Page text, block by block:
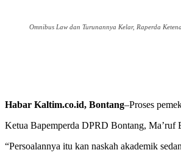
Omnibus Law dan Turunannya Kelar, Raperda
Habar Kaltim.co.id, Bontang–Proses
Ketua Bapemperda DPRD Bontang, Ma’ruf
“Persoalannya itu kan naskah akademik